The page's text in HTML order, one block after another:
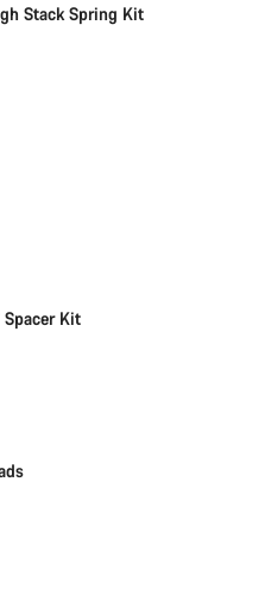
Stack Spring Kit
Spacer Kit